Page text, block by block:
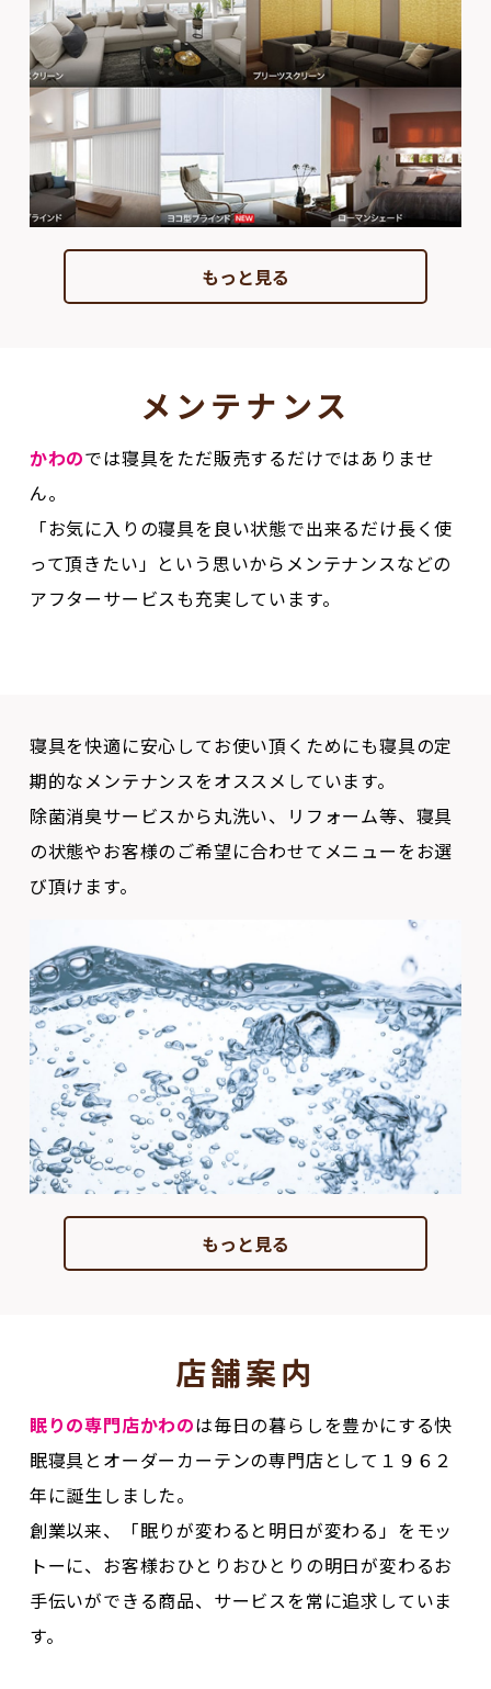
もっと見る
では寝具をただ販売するだけではありませ
「お気に入りの寝具を良い状態で出来るだけ長く使
って頂きたい」という思いからメンテナンスなどの
アフターサービスも充実しています。
除菌消臭サービスから丸洗い、リフォーム等、寝具
の状態やお客様のご希望に合わせてメニューをお選
び頂けます。
もっと見る
眠りの専門店かわのは毎日の暮らしを豊かにする快
年に誕生しました。
創業以来、「眠りが変わると明日が変わる」をモッ
トーに、お客様おひとりおひとりの明日が変わるお
手伝いができる商品、サービスを常に追求していま
す。